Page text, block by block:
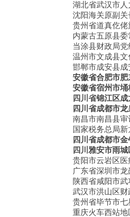
湖北省武汉市
沈阳海关原副关
贵州省道真仡
内蒙古五原县
当涂县财政局
温州市文成县
邯郸市成安县
安徽省合肥市
安徽省宿州市
四川省锦江区成
四川省成都市
南昌市南昌县
国家税务总局
四川省成都市
四川 雅安市雨
贵阳市云岩区医
广东省深圳市
陕西省咸阳市
武汉市洪山区
贵州省毕节市
重庆火车西站